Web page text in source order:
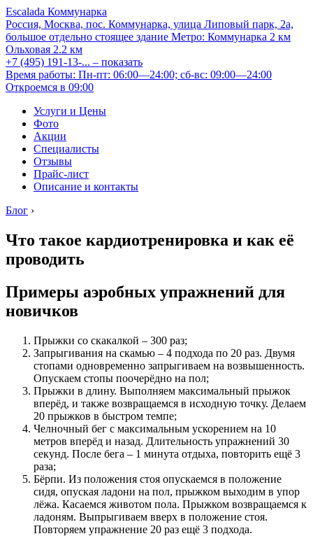
Escalada Коммунарка
Россия, Москва, пос. Коммунарка, улица Липовый парк, 2а,
большое отдельно стоящее здание Метро: Коммунарка 2 км
Ольховая 2.2 км
+7 (495) 191-13-... – показать
Время работы: Пн-пт: 06:00—24:00; сб-вс: 09:00—24:00
Откроемся в 09:00
Услуги и Цены
Фото
Акции
Специалисты
Отзывы
Прайс-лист
Описание и контакты
Блог ›
Что такое кардиотренировка и как её
проводить
Примеры аэробных упражнений для
новичков
Прыжки со скакалкой – 300 раз;
Запрыгивания на скамью – 4 подхода по 20 раз. Двумя
стопами одновременно запрыгиваем на возвышенность.
Опускаем стопы поочерёдно на пол;
Прыжки в длину. Выполняем максимальный прыжок
вперёд, и также возвращаемся в исходную точку. Делаем
20 прыжков в быстром темпе;
Челночный бег с максимальным ускорением на 10
метров вперёд и назад. Длительность упражнений 30
секунд. После бега – 1 минута отдыха, повторить ещё 3
раза;
Бёрпи. Из положения стоя опускаемся в положение
сидя, опуская ладони на пол, прыжком выходим в упор
лёжа. Касаемся животом пола. Прыжком возвращаемся к
ладоням. Выпрыгиваем вверх в положение стоя.
Повторяем упражнение 20 раз ещё 3 подхода.